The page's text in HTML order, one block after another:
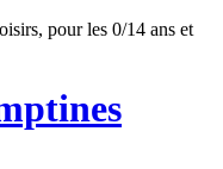
pour les 0/14 ans et